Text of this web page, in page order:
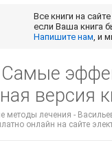
Все книги на
если Ваша книга
Напишите нам, и
Самые
версия
лечения -
онлайн на сайте